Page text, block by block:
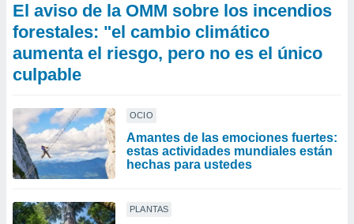
El aviso de la OMM sobre los incendios
forestales: "el cambio climático
aumenta el riesgo, pero no es el único
culpable
OCIO
Amantes de las emociones fuertes:
estas actividades mundiales están
hechas para ustedes
PLANTAS